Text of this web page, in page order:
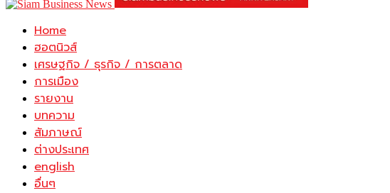
Home
ฮอตนิวส์
เศรษฐกิจ / ธุรกิจ / การตลาด
การเมือง
รายงาน
บทความ
สัมภาษณ์
ต่างประเทศ
english
อื่นๆ